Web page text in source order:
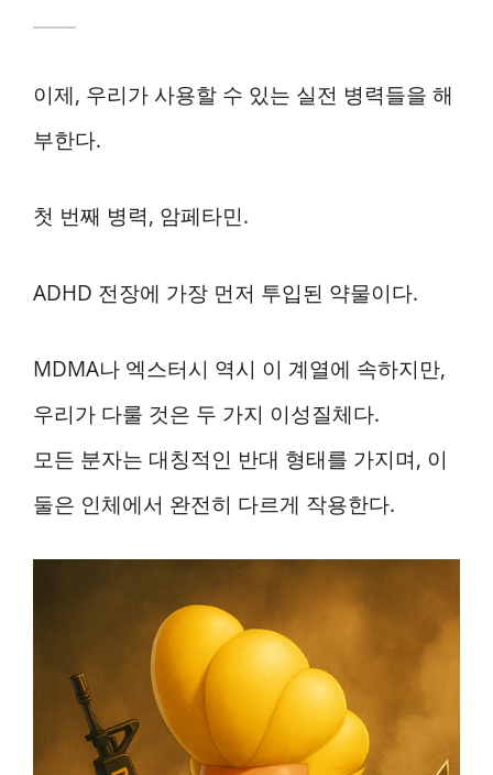
이제, 우리가 사용할 수 있는 실전 병력들을 해
부한다.
첫 번째 병력, 암페타민.
ADHD 전장에 가장 먼저 투입된 약물이다.
MDMA나 엑스터시 역시 이 계열에 속하지만,
우리가 다룰 것은 두 가지 이성질체다.
모든 분자는 대칭적인 반대 형태를 가지며, 이
둘은 인체에서 완전히 다르게 작용한다.